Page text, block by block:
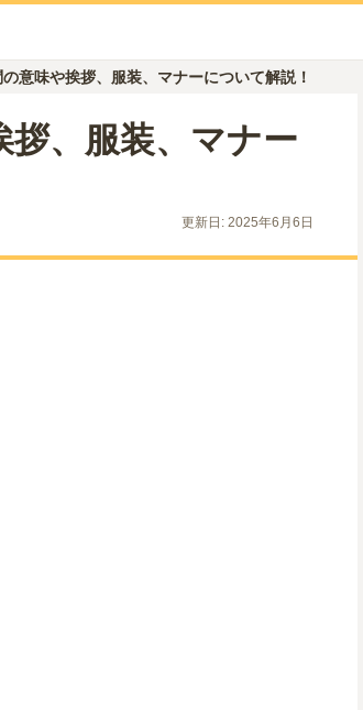
意味や挨拶、服装、マナーについて解説！
、服装、マナー
更新日: 2025年6月6日